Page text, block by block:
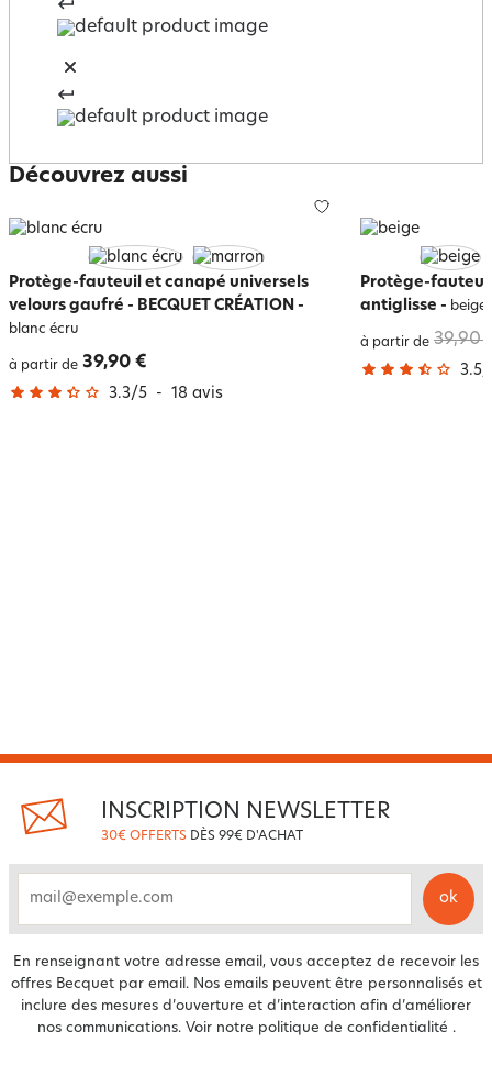
Découvrez aussi
Protège-fauteuil et canapé universels
velours gaufré - BECQUET CRÉATION -
blanc écru
à partir de 39,90 €
3.3/5 - 18 avis
Protège-
antiglisse - beige
à partir de 39,90
3.5
INSCRIPTION NEWSLETTER
30€ OFFERTS DÈS 99€ D'ACHAT
ok
En renseignant votre adresse email, vous acceptez de recevoir les
offres Becquet par email. Nos emails peuvent être personnalisés et
inclure des mesures d’ouverture et d’interaction afin d’améliorer
nos communications. Voir notre politique de confidentialité .